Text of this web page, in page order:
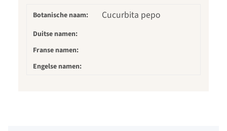
Botanische naam: Cucurbita pepo
Duitse namen:
Franse namen:
Engelse namen: